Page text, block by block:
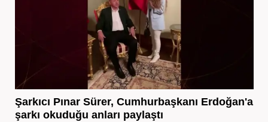
Şarkıcı Pınar Sürer, Cumhurbaşkanı Erdoğan'a
şarkı okuduğu anları paylaştı